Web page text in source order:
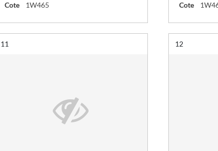
Cote 1W465 Cote
Résultat n°
11 Résultat n°
12